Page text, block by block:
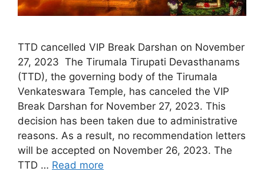
TTD cancelled VIP Break Darshan on November
27, 2023 The Tirumala Tirupati Devasthanams
(TTD), the governing body of the Tirumala
Venkateswara Temple, has canceled the VIP
Break Darshan for November 27, 2023. This
decision has been taken due to administrative
reasons. As a result, no recommendation letters
will be accepted on November 26, 2023. The
TTD … Read more